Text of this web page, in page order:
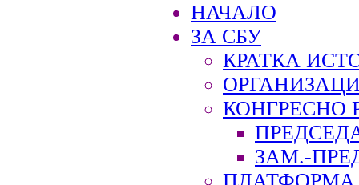
НАЧАЛО
ЗА СБУ
КРАТКА
КОНГРЕСНО
ЗАМ.-